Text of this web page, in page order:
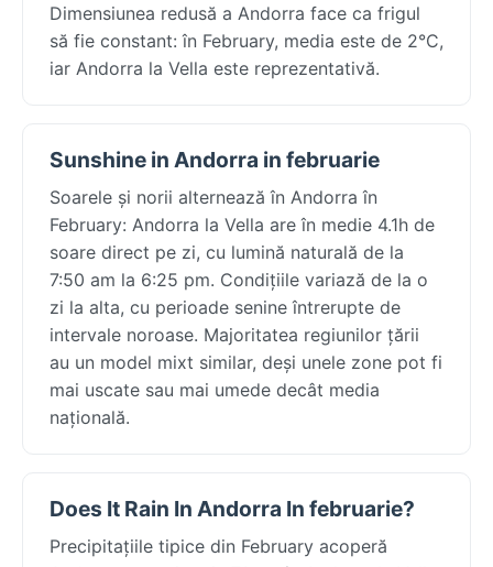
Dimensiunea redusă a Andorra face ca frigul
să fie constant: în February, media este de 2°C,
iar Andorra la Vella este reprezentativă.
Sunshine in Andorra in februarie
Soarele și norii alternează în Andorra în
February: Andorra la Vella are în medie 4.1h de
soare direct pe zi, cu lumină naturală de la
7:50 am la 6:25 pm. Condițiile variază de la o
zi la alta, cu perioade senine întrerupte de
intervale noroase. Majoritatea regiunilor țării
au un model mixt similar, deși unele zone pot fi
mai uscate sau mai umede decât media
națională.
Does It Rain In Andorra In februarie?
Precipitațiile tipice din February acoperă